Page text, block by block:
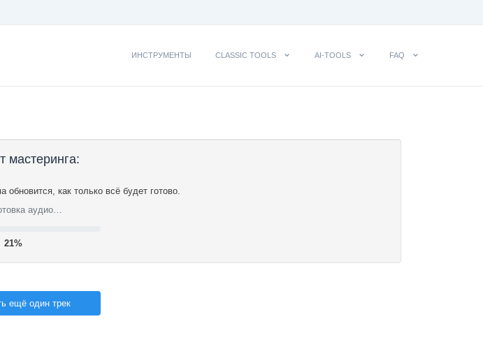
ИНСТРУМЕНТЫ CLASSIC TOOLS AI-TOOLS FAQ
мастеринга:
обновится, как только всё будет готово.
аудио…
21%
ещё один трек